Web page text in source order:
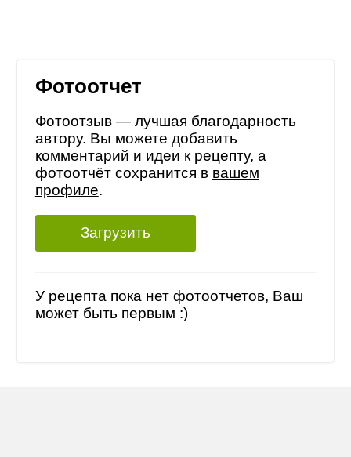
Фотоотчет
Фотоотзыв — лучшая благодарность
автору. Вы можете добавить
комментарий и идеи к рецепту, а
фотоотчёт сохранится в вашем
профиле.
Загрузить
У рецепта пока нет фотоотчетов, Ваш
может быть первым :)